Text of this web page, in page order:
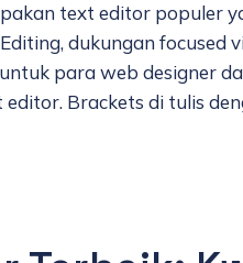
text editor populer
dukungan
para web designer
Brackets di tulis